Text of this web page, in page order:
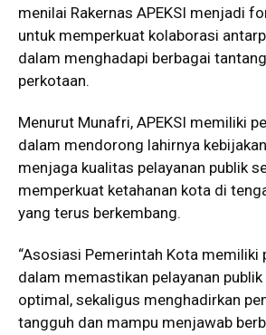
menilai Rakernas APEKSI menjadi
untuk memperkuat kolaborasi
dalam menghadapi berbagai
perkotaan.
Menurut Munafri, APEKSI memiliki
dalam mendorong lahirnya
menjaga kualitas pelayanan publik
memperkuat ketahanan kota di
yang terus berkembang.
“Asosiasi Pemerintah Kota memiliki
dalam memastikan pelayanan
optimal, sekaligus menghadirkan
tangguh dan mampu menjawab